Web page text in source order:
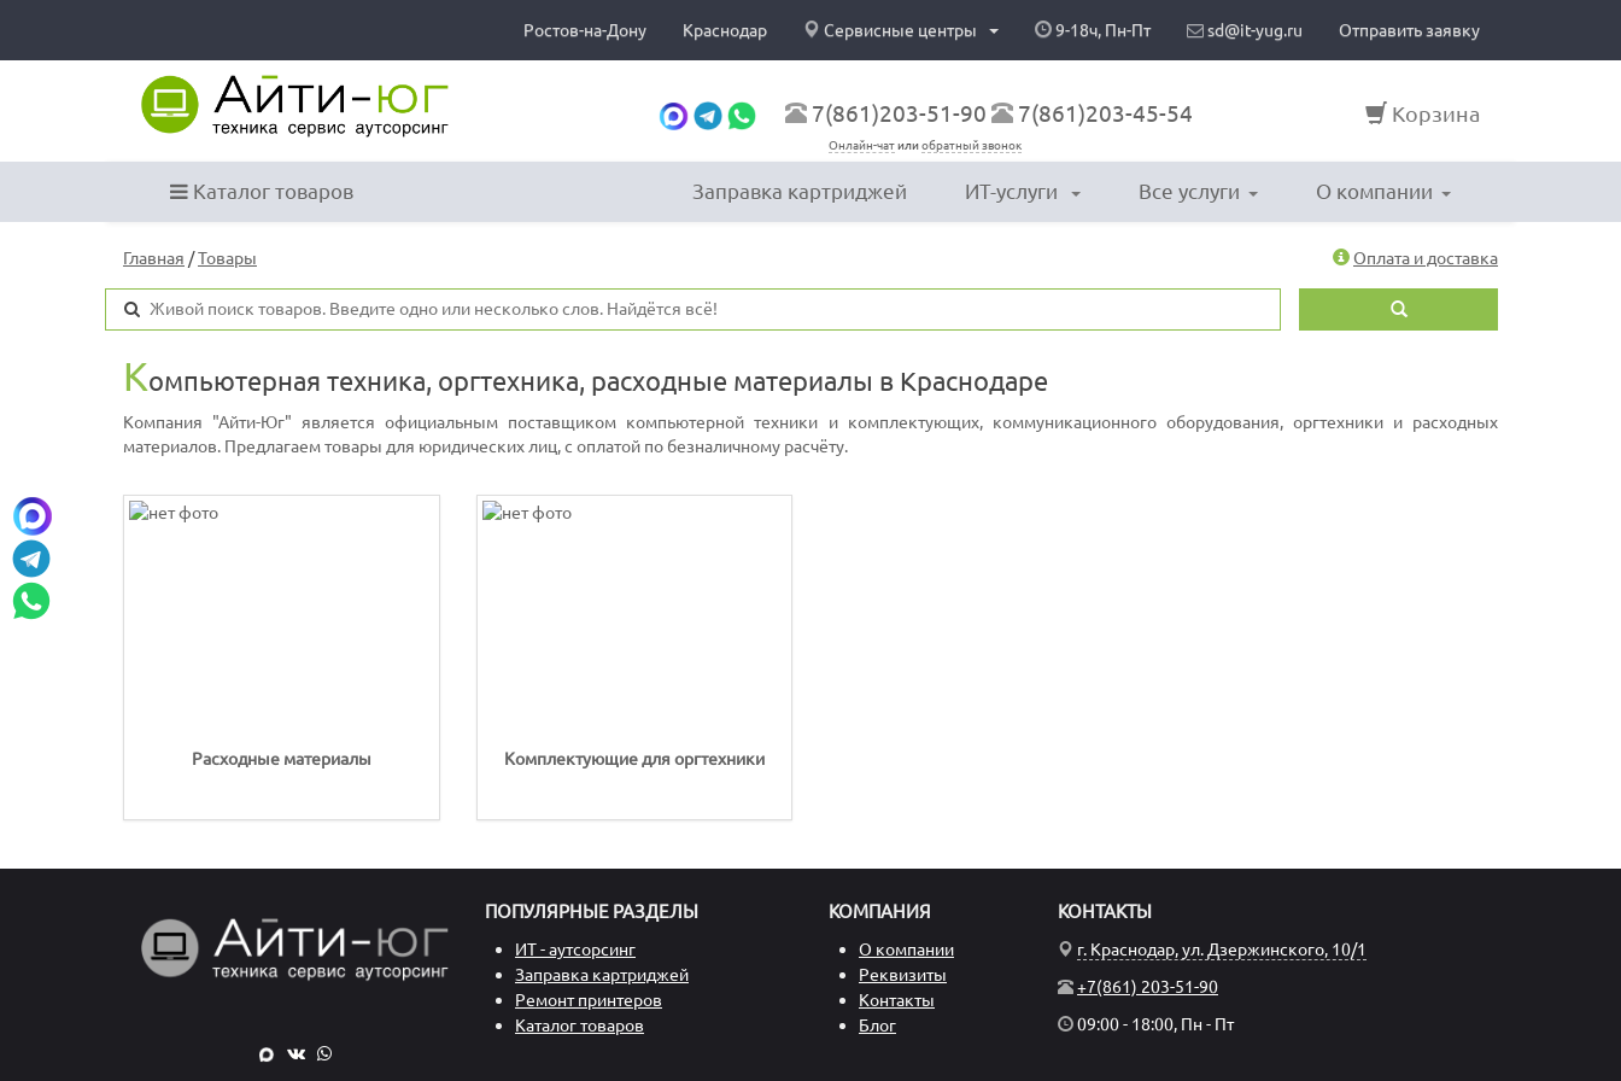
Ростов-на-Дону Краснодар Сервисные центры 9-18ч, Пн-Пт sd@it-yug.ru Отправить заявку
7(861)203-51-90 7(861)203-45-54
Онлайн-чатилиобратный звонок
Корзина
Каталог товаров Заправка картриджей ИТ-услуги Все услуги О компании
Главная /Товары Оплата и доставка
Компьютерная техника, оргтехника, расходные материалы в Краснодаре
Компания "Айти-Юг" является официальным поставщиком компьютерной техники и комплектующих, коммуникационного оборудования, оргтехники и расходных
материалов. Предлагаем товары для юридических лиц, с оплатой по безналичному расчёту.
Расходные материалы Комплектующие для оргтехники
ПОПУЛЯРНЫЕ РАЗДЕЛЫ
ИТ - аутсорсинг
Заправка картриджей
Ремонт принтеров
Каталог товаров
КОМПАНИЯ
О компании
Реквизиты
Контакты
Блог
КОНТАКТЫ
г. Краснодар, ул. Дзержинского, 10/1
+7(861) 203-51-90
09:00 - 18:00, Пн - Пт